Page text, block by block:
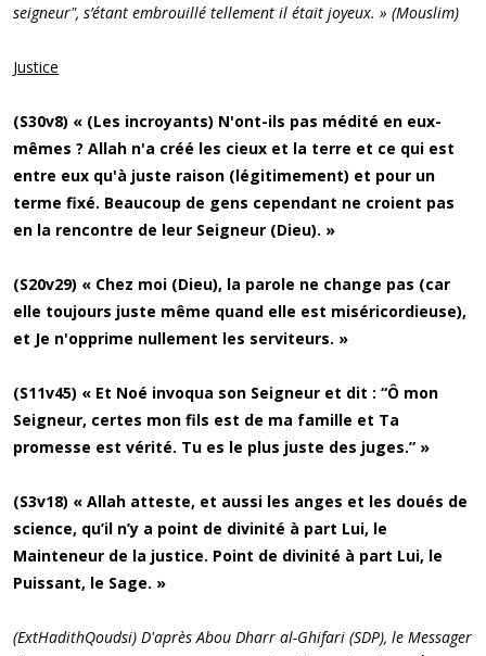
seigneur", s’étant embrouillé tellement il était joyeux. » (Mouslim)
Justice
(S30v8) « (Les incroyants) N'ont-ils pas médité en eux-
mêmes ? Allah n'a créé les cieux et la terre et ce qui est
entre eux qu'à juste raison (légitimement) et pour un
terme fixé. Beaucoup de gens cependant ne croient pas
en la rencontre de leur Seigneur (Dieu). »
(S20v29) « Chez moi (Dieu), la parole ne change pas (car
elle toujours juste même quand elle est miséricordieuse),
et Je n'opprime nullement les serviteurs. »
(S11v45) « Et Noé invoqua son Seigneur et dit : “Ô mon
Seigneur, certes mon fils est de ma famille et Ta
promesse est vérité. Tu es le plus juste des juges.” »
(S3v18) « Allah atteste, et aussi les anges et les doués de
science, qu’il n’y a point de divinité à part Lui, le
Mainteneur de la justice. Point de divinité à part Lui, le
Puissant, le Sage. »
(ExtHadithQoudsi) D'après Abou Dharr al-Ghifari (SDP), le Messager